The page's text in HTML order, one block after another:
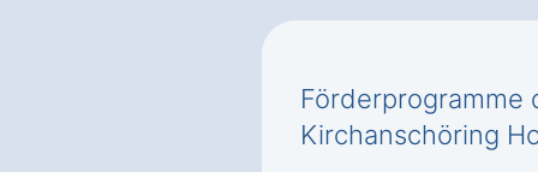
Förderprogramme
Kirchanschöring